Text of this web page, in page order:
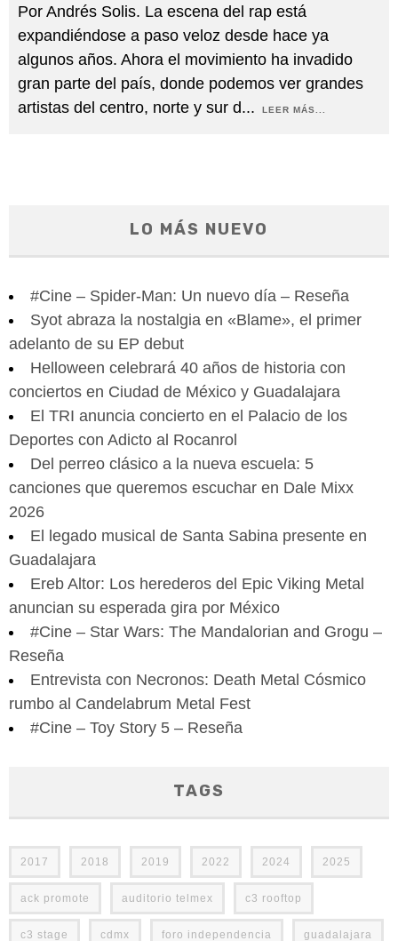
Por Andrés Solis. La escena del rap está
expandiéndose a paso veloz desde hace ya
algunos años. Ahora el movimiento ha invadido
gran parte del país, donde podemos ver grandes
artistas del centro, norte y sur d... LEER MÁS...
LO MÁS NUEVO
#Cine – Spider-Man: Un nuevo día – Reseña
Syot abraza la nostalgia en «Blame», el primer
adelanto de su EP debut
Helloween celebrará 40 años de historia con
conciertos en Ciudad de México y Guadalajara
El TRI anuncia concierto en el Palacio de los
Deportes con Adicto al Rocanrol
Del perreo clásico a la nueva escuela: 5
canciones que queremos escuchar en Dale Mixx
2026
El legado musical de Santa Sabina presente en
Guadalajara
Ereb Altor: Los herederos del Epic Viking Metal
anuncian su esperada gira por México
#Cine – Star Wars: The Mandalorian and Grogu –
Reseña
Entrevista con Necronos: Death Metal Cósmico
rumbo al Candelabrum Metal Fest
#Cine – Toy Story 5 – Reseña
TAGS
2017 2018 2019 2022 2024 2025
ack promote auditorio telmex c3 rooftop
c3 stage cdmx foro independencia guadalajara